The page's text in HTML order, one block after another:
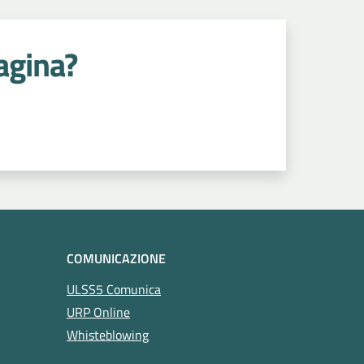
COMUNICAZIONE
ULSS5 Comunica
URP Online
Whisteblowing